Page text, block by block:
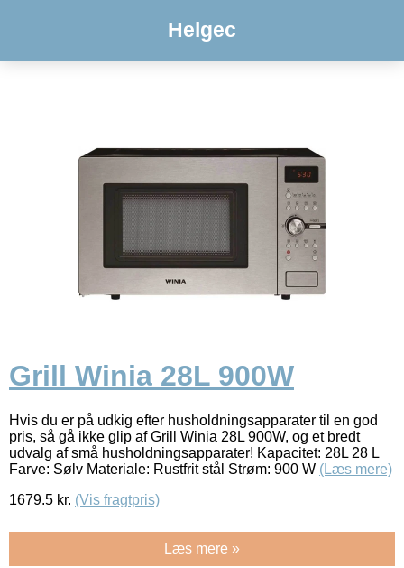
Helgec
Grill Winia 28L 900W
Hvis du er på udkig efter husholdningsapparater til en god
pris, så gå ikke glip af Grill Winia 28L 900W, og et bredt
udvalg af små husholdningsapparater! Kapacitet: 28L 28 L
Farve: Sølv Materiale: Rustfrit stål Strøm: 900 W (Læs mere)
1679.5 kr. (Vis fragtpris)
Læs mere »